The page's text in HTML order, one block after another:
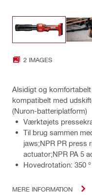
2 IMAGES
Alsidigt og
kompatibelt med
(Nuron-batteriplatform)
Værktøjets
Til brug sammen
jaws;NPR PR press
actuator;NPR PA 5
Hovedrotation: 350 °
MERE INFORMATION